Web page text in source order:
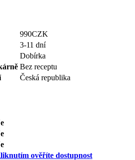
990CZK
3-11 dní
Dobírka
Bez receptu
Česká republika
ověříte dostupnost